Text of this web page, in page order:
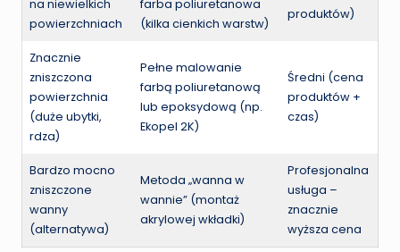
na niewielkich
powierzchniach
farba poliuretanowa
(kilka cienkich warstw)
produktów)
Znacznie
zniszczona
powierzchnia
(duże ubytki,
rdza)
Pełne malowanie
farbą poliuretanową
lub epoksydową (np.
Ekopel 2K)
Średni (cena
produktów +
czas)
Bardzo mocno
zniszczone
wanny
(alternatywa)
Metoda „wanna w
wannie” (montaż
akrylowej wkładki)
Profesjonalna
usługa –
znacznie
wyższa cena